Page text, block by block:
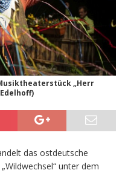
„Herr
das ostdeutsche
unter dem